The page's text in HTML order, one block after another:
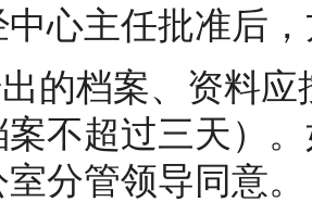
心主任批准后
的档案、资料应
案不超过三天）
分管领导同意。